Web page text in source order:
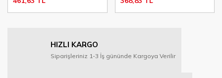
HIZLI KARGO
Siparişleriniz 1-3 İş gününde Kargoya Verilir